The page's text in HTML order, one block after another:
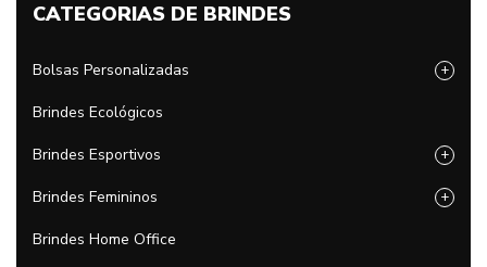
CATEGORIAS DE BRINDES
Bolsas Personalizadas +
Brindes Ecológicos
Brindes Esportivos +
Brindes Femininos +
Brindes Home Office